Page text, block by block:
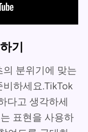
기
분위기에 맞는
하세요.TikTok
다고 생각하세
표현을 사용하